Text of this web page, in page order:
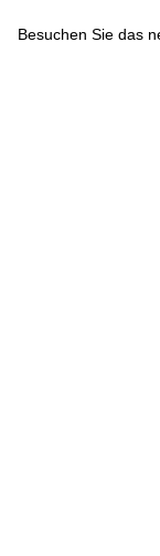
Besuchen Sie das